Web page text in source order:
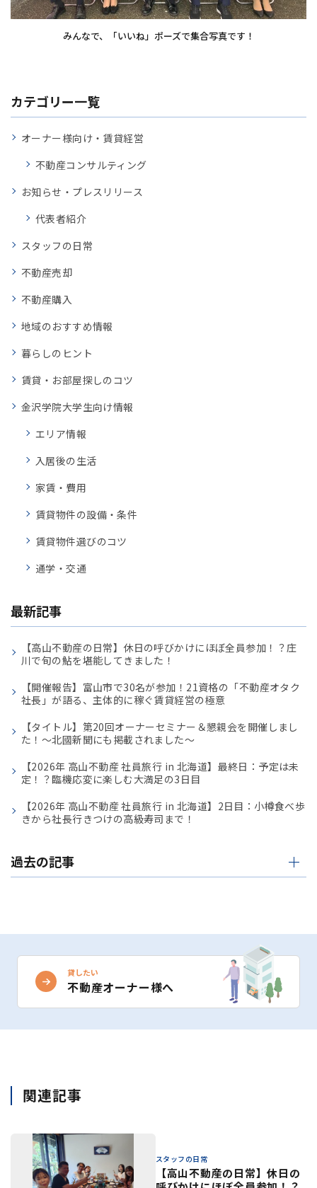
みんなで、「いいね」ポーズで集合写真です！
カテゴリー一覧
オーナー様向け・賃貸経営
不動産コンサルティング
お知らせ・プレスリリース
代表者紹介
スタッフの日常
不動産売却
不動産購入
地域のおすすめ情報
暮らしのヒント
賃貸・お部屋探しのコツ
金沢学院大学生向け情報
エリア情報
入居後の生活
家賃・費用
賃貸物件の設備・条件
賃貸物件選びのコツ
通学・交通
最新記事
【高山不動産の日常】休日の呼びかけにほぼ全員参加！？庄
川で旬の鮎を堪能してきました！
【開催報告】富山市で30名が参加！21資格の「不動産オタク
社長」が語る、主体的に稼ぐ賃貸経営の極意
【タイトル】第20回オーナーセミナー＆懇親会を開催しまし
た！〜北國新聞にも掲載されました〜
【2026年 高山不動産 社員旅行 in 北海道】最終日：予定は未
定！？臨機応変に楽しむ大満足の3日目
【2026年 高山不動産 社員旅行 in 北海道】2日目：小樽食べ歩
きから社長行きつけの高級寿司まで！
過去の記事
貸したい
不動産オーナー様へ
関連記事
スタッフの日常
【高山不動産の日常】休日の